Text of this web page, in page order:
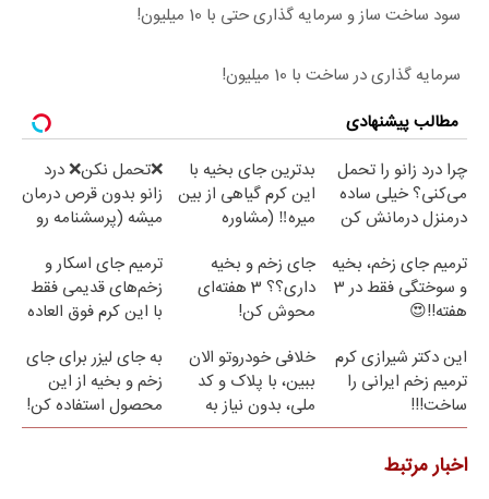
سود ساخت ساز و سرمایه گذاری حتی با 10 میلیون!
سرمایه گذاری در ساخت با 10 میلیون!
مطالب پیشنهادی
چرا درد زانو را تحمل
می‌کنی؟ خیلی ساده
درمنزل درمانش کن
بدترین جای بخیه با
این کرم گیاهی از بین
میره‼️ (مشاوره
❌تحمل نکن❌ درد
زانو بدون قرص درمان
میشه (پرسشنامه رو
ترمیم جای زخم، بخیه
و سوختگی فقط در 3
هفته!!😍
جای زخم و بخیه
داری؟؟ 3 هفته‌ای
محوش کن!
ترمیم جای اسکار و
زخم‌های قدیمی فقط
با این کرم فوق العاده
این دکتر شیرازی کرم
ترمیم زخم ایرانی را
ساخت!!!
خلافی خودروتو الان
ببین، با پلاک و کد
ملی، بدون نیاز به
مراجعه حضوری
به جای لیزر برای جای
زخم و بخیه از این
محصول استفاده کن!
اخبار مرتبط